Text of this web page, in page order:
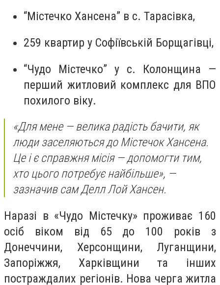
“Містечко Хансена” в с. Тарасівка,
259 квартир у Софіївській Борщагівці,
“Чудо Містечко” у с. Колонщина —
перший житловий комплекс для ВПО
похилого віку.
«Для мене — велика радість бачити, як
люди заселяються до Містечок Хансена.
Це і є справжня місія — допомогти тим,
хто цього потребує найбільше», —
зазначив сам Делл Лой Хансен.
Наразі в «Чудо Містечку» проживає 160
осіб віком від 65 до 100 років з
Донеччини, Херсонщини, Луганщини,
Запоріжжя, Харківщини та інших
постраждалих регіонів. Нова черга житла